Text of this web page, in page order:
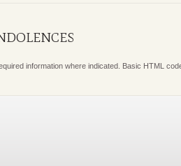
information where indicated. Basic HTML